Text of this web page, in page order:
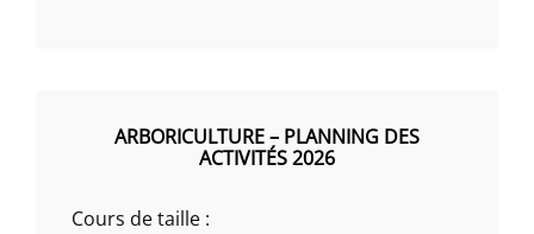
ARBORICULTURE – PLANNING DES
ACTIVITÉS 2026
Cours de taille :